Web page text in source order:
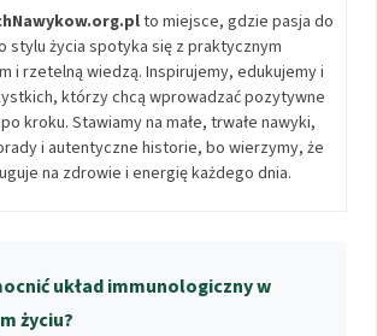
to miejsce, gdzie pasja do
stylu życia spotyka się z praktycznym
i rzetelną wiedzą. Inspirujemy, edukujemy i
którzy chcą wprowadzać pozytywne
kroku. Stawiamy na małe, trwałe nawyki,
i autentyczne historie, bo wierzymy, że
na zdrowie i energię każdego dnia.
układ immunologiczny w
życiu?